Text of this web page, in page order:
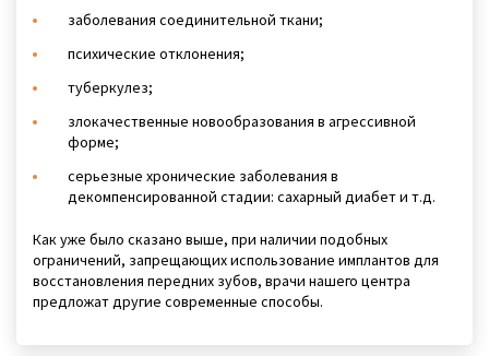
заболевания соединительной ткани;
психические отклонения;
туберкулез;
злокачественные новообразования в агрессивной
форме;
серьезные хронические заболевания в
декомпенсированной стадии: сахарный диабет и т.д.
Как уже было сказано выше, при наличии подобных
ограничений, запрещающих использование имплантов для
восстановления передних зубов, врачи нашего центра
предложат другие современные способы.